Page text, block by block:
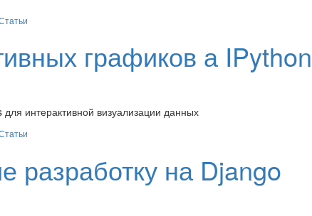
графиков а IPython
интерактивной визуализации данных
разработку на Django